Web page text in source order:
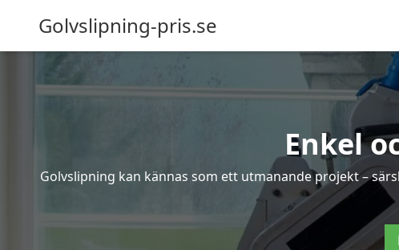
Golvslipning-pris.se
Enkel
Golvslipning kan kännas som ett utmanande projekt –